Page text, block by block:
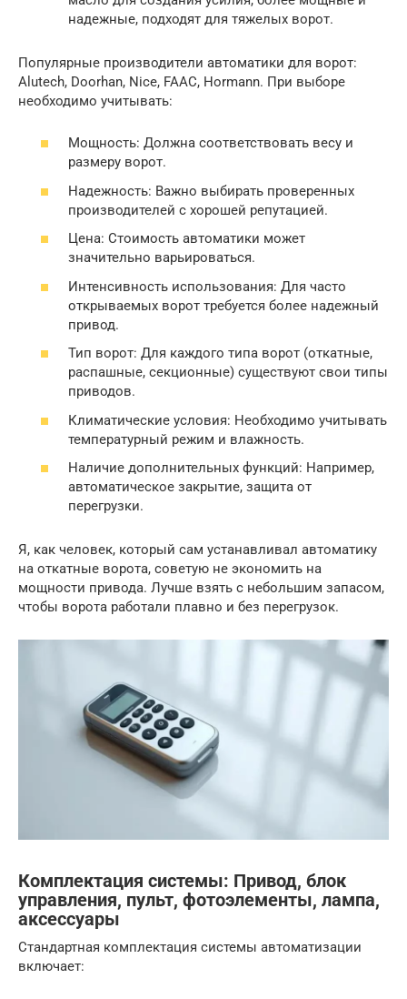
надежные, подходят для тяжелых ворот.
Популярные производители автоматики для ворот:
Alutech, Doorhan, Nice, FAAC, Hormann. При выборе
необходимо учитывать:
Мощность: Должна соответствовать весу и
размеру ворот.
Надежность: Важно выбирать проверенных
производителей с хорошей репутацией.
Цена: Стоимость автоматики может
значительно варьироваться.
Интенсивность использования: Для часто
открываемых ворот требуется более надежный
привод.
Тип ворот: Для каждого типа ворот (откатные,
распашные, секционные) существуют свои типы
приводов.
Климатические условия: Необходимо учитывать
температурный режим и влажность.
Наличие дополнительных функций: Например,
автоматическое закрытие, защита от
перегрузки.
Я, как человек, который сам устанавливал автоматику
на откатные ворота, советую не экономить на
мощности привода. Лучше взять с небольшим запасом,
чтобы ворота работали плавно и без перегрузок.
Комплектация системы: Привод, блок
управления, пульт, фотоэлементы, лампа,
аксессуары
Стандартная комплектация системы автоматизации
включает: